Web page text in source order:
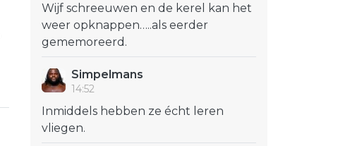
Wijf schreeuwen en de kerel kan het
weer opknappen…..als eerder
gememoreerd.
Simpelmans
14:52
Inmiddels hebben ze écht leren
vliegen.